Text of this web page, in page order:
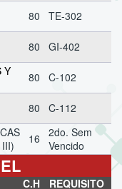
80
TE-302
80
GI-402
Y
80
C-102
80
C-112
16
2do. Sem
Vencido
C.H REQUISITO